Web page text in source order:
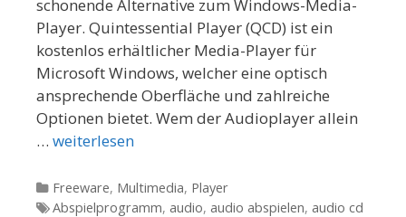
schonende Alternative zum Windows-Media-
Player. Quintessential Player (QCD) ist ein
kostenlos erhältlicher Media-Player für
Microsoft Windows, welcher eine optisch
ansprechende Oberfläche und zahlreiche
Optionen bietet. Wem der Audioplayer allein
… weiterlesen
Kategorien
Freeware, Multimedia, Player
Tags
Abspielprogramm, audio, audio abspielen, audio cd